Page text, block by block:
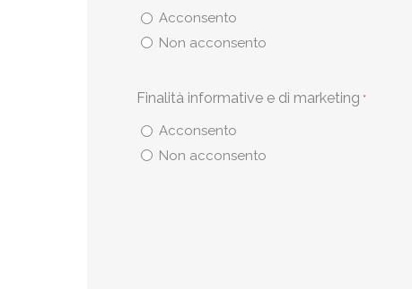
Acconsento
Non acconsento
Finalità informative e di marketing *
Acconsento
Non acconsento